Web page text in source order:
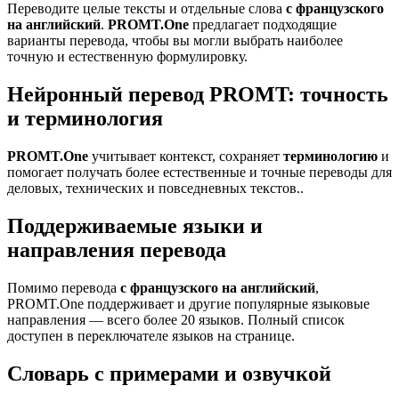
Переводите целые тексты и отдельные слова с французского
на английский. PROMT.One предлагает подходящие
варианты перевода, чтобы вы могли выбрать наиболее
точную и естественную формулировку.
Нейронный перевод PROMT: точность
и терминология
PROMT.One учитывает контекст, сохраняет терминологию и
помогает получать более естественные и точные переводы для
деловых, технических и повседневных текстов..
Поддерживаемые языки и
направления перевода
Помимо перевода с французского на английский,
PROMT.One поддерживает и другие популярные языковые
направления — всего более 20 языков. Полный список
доступен в переключателе языков на странице.
Словарь с примерами и озвучкой